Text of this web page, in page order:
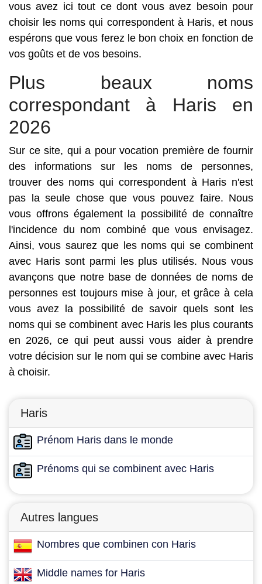
vous avez ici tout ce dont vous avez besoin pour
choisir les noms qui correspondent à Haris, et nous
espérons que vous ferez le bon choix en fonction de
vos goûts et de vos besoins.
Plus beaux noms
correspondant à Haris en
2026
Sur ce site, qui a pour vocation première de fournir
des informations sur les noms de personnes,
trouver des noms qui correspondent à Haris n'est
pas la seule chose que vous pouvez faire. Nous
vous offrons également la possibilité de connaître
l'incidence du nom combiné que vous envisagez.
Ainsi, vous saurez que les noms qui se combinent
avec Haris sont parmi les plus utilisés. Nous vous
avançons que notre base de données de noms de
personnes est toujours mise à jour, et grâce à cela
vous avez la possibilité de savoir quels sont les
noms qui se combinent avec Haris les plus courants
en 2026, ce qui peut aussi vous aider à prendre
votre décision sur le nom qui se combine avec Haris
à choisir.
Haris
Prénom Haris dans le monde
Prénoms qui se combinent avec Haris
Autres langues
Nombres que combinen con Haris
Middle names for Haris